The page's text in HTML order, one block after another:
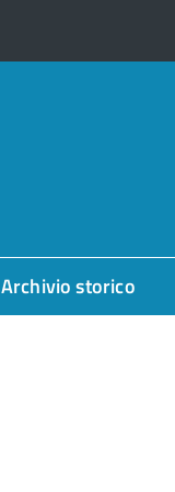
Archivio storico